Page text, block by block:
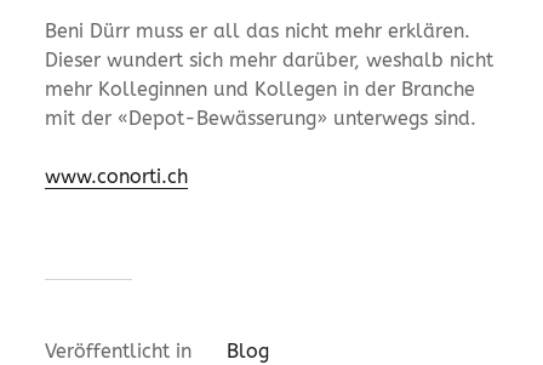
Beni Dürr muss er all das nicht mehr erklären.
Dieser wundert sich mehr darüber, weshalb nicht
mehr Kolleginnen und Kollegen in der Branche
mit der «Depot-Bewässerung» unterwegs sind.
www.conorti.ch
Veröffentlicht in Blog